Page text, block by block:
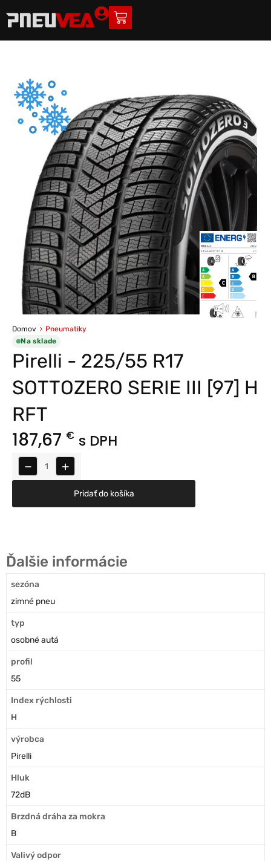
Domov
Pneumatiky
Na sklade
Pirelli - 225/55 R17
SOTTOZERO SERIE III [97] H
RFT
187,67 € s DPH
− +
Pridať do košíka
Ďalšie informácie
sezóna
zimné pneu
typ
osobné autá
profil
55
Index rýchlosti
H
výrobca
Pirelli
Hluk
72dB
Brzdná dráha za mokra
B
Valivý odpor